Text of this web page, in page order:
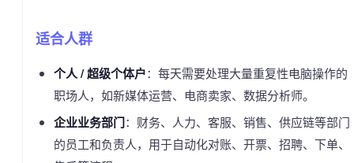
适合人群
个人 / 超级个体户：每天需要处理大量重复性电脑操作的
职场人，如新媒体运营、电商卖家、数据分析师。
企业业务部门：财务、人力、客服、销售、供应链等部门
的员工和负责人，用于自动化对账、开票、招聘、下单、